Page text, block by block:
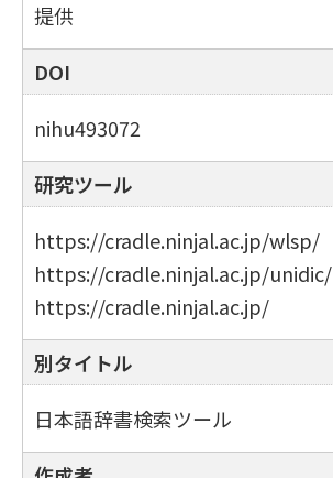
提供
DOI
nihu493072
研究ツール
https://cradle.ninjal.ac.jp/wlsp/
https://cradle.ninjal.ac.jp/unidic/
https://cradle.ninjal.ac.jp/
別タイトル
日本語辞書検索ツール